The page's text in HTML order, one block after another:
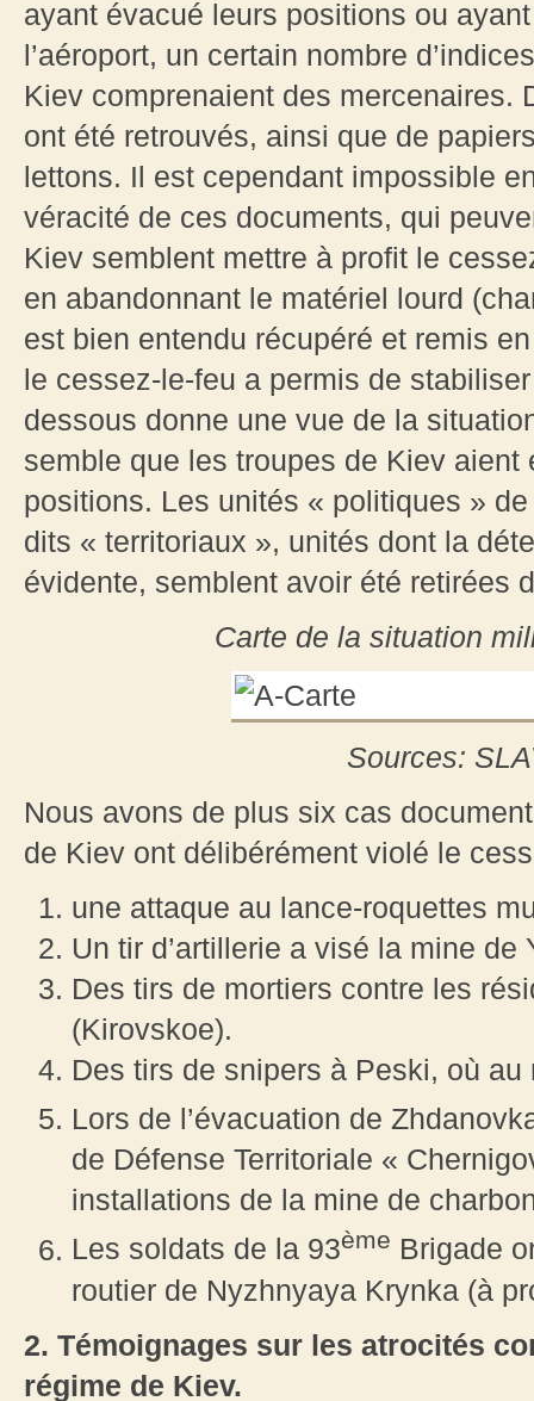
ayant évacué leurs positions ou
l’aéroport, un certain nombre
Kiev comprenaient des mercenaires.
ont été retrouvés, ainsi que de
lettons. Il est cependant impossible
véracité de ces documents, qui
Kiev semblent mettre à profit le
en abandonnant le matériel lourd
est bien entendu récupéré et remis
le cessez-le-feu a permis de
dessous donne une vue de la
semble que les troupes de Kiev
positions. Les unités « politiques »
dits « territoriaux », unités dont la
évidente, semblent avoir été retirées
Carte de la situation
Sources:
Nous avons de plus six cas
de Kiev ont délibérément violé le
une attaque au lance-roquettes
Un tir d’artillerie a visé la mine de
Des tirs de mortiers contre les
(Kirovskoe).
Des tirs de snipers à Peski, où
Lors de l’évacuation de
de Défense Territoriale «
installations de la mine de
Les soldats de la 93ème Brigade
routier de Nyzhnyaya Krynka (à
2. Témoignages sur les atrocités
régime de Kiev.